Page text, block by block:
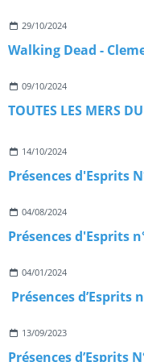
29/10/2024
Walking Dead -
09/10/2024
TOUTES LES MERS
14/10/2024
Présences d'Esprits
04/08/2024
Présences d'Esprits
04/01/2024
Présences d’Esprits
13/09/2023
Présences d’Esprits